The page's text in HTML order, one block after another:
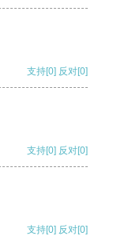
支持[0] 反对[0]
支持[0] 反对[0]
支持[0] 反对[0]